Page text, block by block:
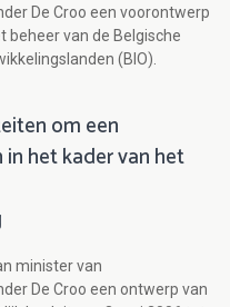
De Croo een voorontwerp
beheer van de Belgische
(BIO).
om een
het kader van het
minister van
De Croo een ontwerp van